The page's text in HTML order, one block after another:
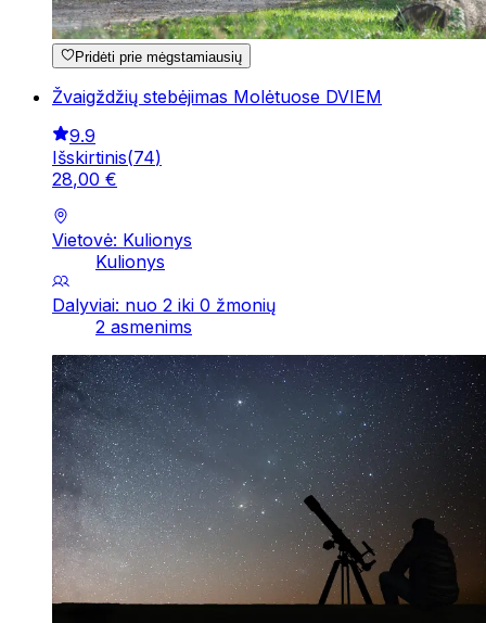
Pridėti prie mėgstamiausių
Žvaigždžių stebėjimas Molėtuose DVIEM
9.9
Išskirtinis(74)
28,00 €
Vietovė: Kulionys
Kulionys
Dalyviai: nuo 2 iki 0 žmonių
2 asmenims